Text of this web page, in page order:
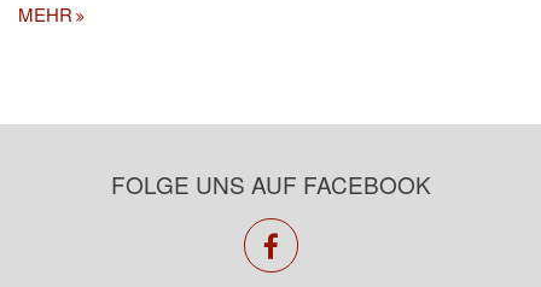
MEHR
FOLGE UNS AUF FACEBOOK
facebook